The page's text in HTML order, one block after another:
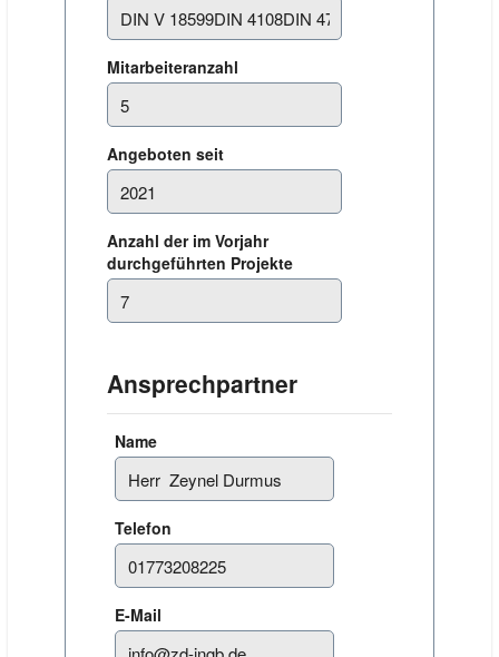
Mitarbeiteranzahl
Angeboten seit
Anzahl der im Vorjahr
durchgeführten Projekte
Ansprechpartner
Name
Telefon
E-Mail